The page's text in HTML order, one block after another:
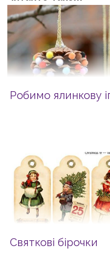
Робимо ялинкову
Святкові бірочки